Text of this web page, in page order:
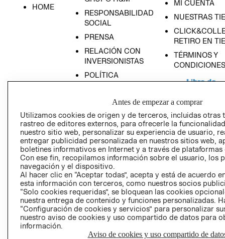
HOME
RESPONSABILIDAD
SOCIAL
PRENSA
RELACIÓN CON
INVERSIONISTAS
POLÍTICA
MI CUENTA
NUESTRAS
RETIRO EN
TÉRMINOS Y
CONDICIONES
AVISO DE
PRIVACIDAD
GIFT CARD
AVISO DE
Antes de empezar a comprar
Utilizamos cookies de origen y de terceros, incluidas otras
rastreo de editores externos, para ofrecerle la
nuestro sitio web, personalizar su experiencia de usuario,
entregar publicidad personalizada en nuestros sitios web,
boletines informativos en Internet y a través de plataformas
Con ese fin, recopilamos información sobre el usuario, los
navegación y el dispositivo.
Al hacer clic en “Aceptar todas”, acepta y está de acuerdo
esta información con terceros, como nuestros socios
“Solo cookies requeridas”, se bloquean las cookies
nuestra entrega de contenido y funciones personalizadas.
“Configuración de cookies y servicios” para personalizar
nuestro aviso de cookies y uso compartido de datos para
información.
Aviso de cookies y uso compartido de